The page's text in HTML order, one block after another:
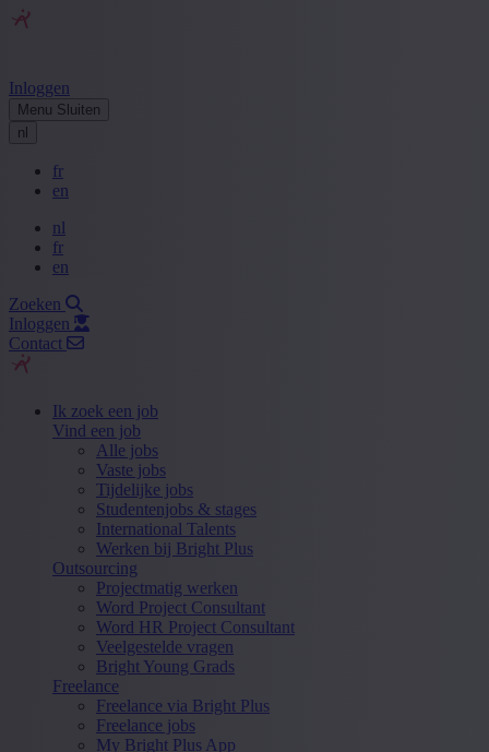
Inloggen
Menu Sluiten
nl
fr
en
nl
fr
en
Zoeken
Inloggen
Contact
Ik zoek een job
Vind een job
Alle jobs
Vaste jobs
Tijdelijke jobs
Studentenjobs & stages
International Talents
Werken bij Bright Plus
Outsourcing
Projectmatig werken
Word Project Consultant
Word HR Project Consultant
Veelgestelde vragen
Bright Young Grads
Freelance
Freelance via Bright Plus
Freelance jobs
My Bright Plus App